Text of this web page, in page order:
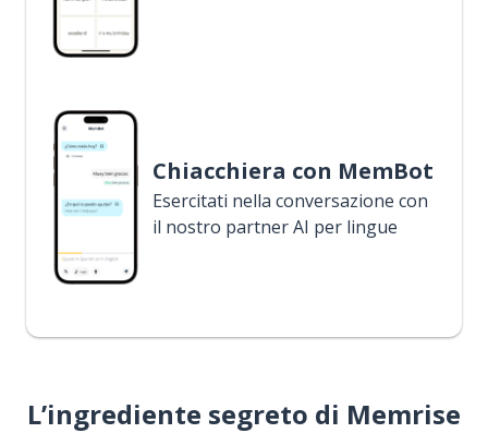
Chiacchiera con MemBot
Esercitati nella conversazione con
il nostro partner AI per lingue
L’ingrediente segreto di Memrise